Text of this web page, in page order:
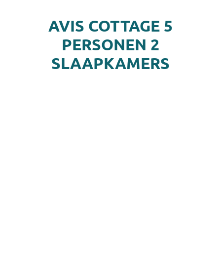
AVIS COTTAGE 5
PERSONEN 2
SLAAPKAMERS